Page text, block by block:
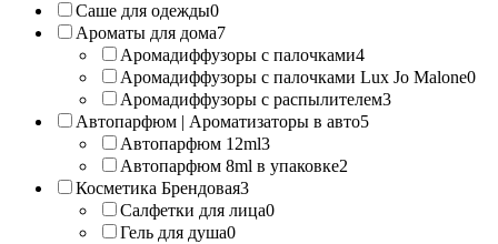
Саше для одежды0
Ароматы для дома7
Аромадиффузоры с палочками4
Аромадиффузоры с палочками Lux Jo Malone0
Аромадиффузоры с распылителем3
Автопарфюм | Ароматизаторы в авто5
Автопарфюм 12ml3
Автопарфюм 8ml в упаковке2
Косметика Брендовая3
Салфетки для лица0
Гель для душа0